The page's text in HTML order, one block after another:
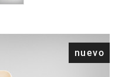
nuevo